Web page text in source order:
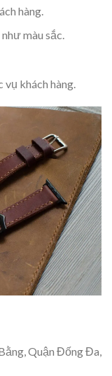
hàng.
màu sắc.
vụ khách hàng.
Quận Đống Đa,